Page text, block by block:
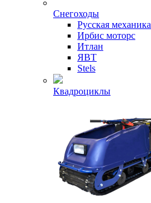
Снегоходы
Русская механика
Ирбис моторс
Итлан
ЯВТ
Stels
Квадроциклы